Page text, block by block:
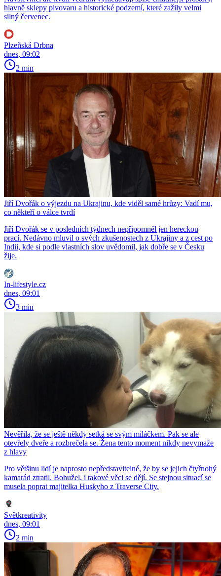
hlavně sklepy pivovaru a historické podzemí, které zažily velmi
silný červenec.
Plzeňská Drbna
dnes, 09:02
2 min
Jiří Dvořák o výjezdu na Ukrajinu, kde viděl samé hrůzy: Vadí mu,
co někteří o válce tvrdí
Jiří Dvořák se v posledních týdnech nepřipomněl jen hereckou
prací. Nedávno mluvil o svých zkušenostech z Ukrajiny a z cest po
Indii, kde si podle vlastních slov uvědomil, jak dobře se v Česku
žije.
In-lifestyle.cz
dnes, 09:01
3 min
Nevěřila, že se ještě někdy setká se svým miláčkem. Pak se ale
otevřely dveře a rozbrečela se. Žena tento moment nikdy nevymaže
z hlavy
Pro většinu lidí je naprosto nepředstavitelné, že by se jejich čtyřnohý
kamarád ztratil. Bohužel, i takové věci se dějí. Se stejnou situací se
musela poprat majitelka Huskyho z Traverse City.
Světkreativity
dnes, 09:01
2 min